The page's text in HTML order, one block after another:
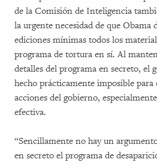
de la Comisión de Inteligencia
la urgente necesidad de que Obama
ediciones mínimas todos los
programa de tortura en sí. Al
detalles del programa en secreto, el
hecho prácticamente imposible para
acciones del gobierno,
efectiva.
“Sencillamente no hay un
en secreto el programa de